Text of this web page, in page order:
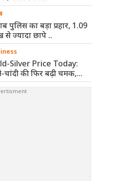
पुलिस का बड़ा प्रहार, 1.09
से ज्यादा छापे ..
Silver Price Today:
चांदी की फिर बढ़ी चमक,
आज ..